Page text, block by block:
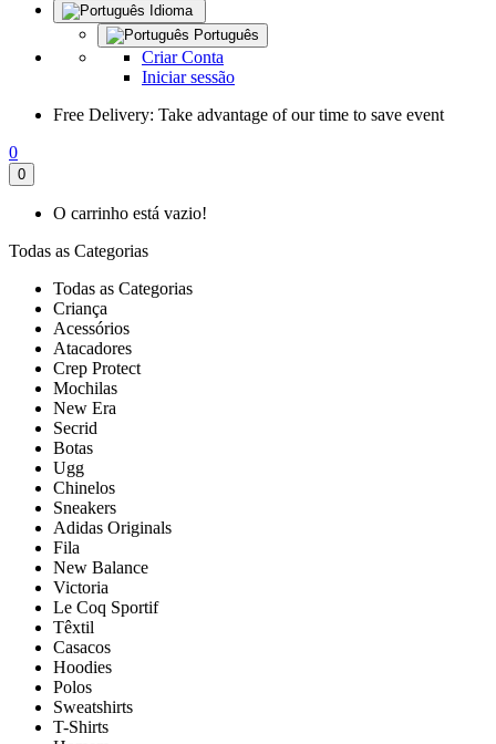
Idioma
Português
Criar Conta
Iniciar sessão
Free Delivery: Take advantage of our time to save event
0
0
O carrinho está vazio!
Todas as Categorias
Todas as Categorias
Criança
Acessórios
Atacadores
Crep Protect
Mochilas
New Era
Secrid
Botas
Ugg
Chinelos
Sneakers
Adidas Originals
Fila
New Balance
Victoria
Le Coq Sportif
Têxtil
Casacos
Hoodies
Polos
Sweatshirts
T-Shirts